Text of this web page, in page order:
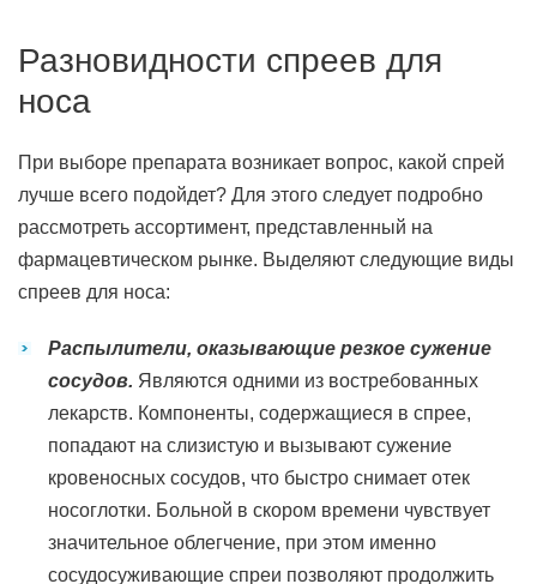
Разновидности спреев для
носа
При выборе препарата возникает вопрос, какой спрей
лучше всего подойдет? Для этого следует подробно
рассмотреть ассортимент, представленный на
фармацевтическом рынке. Выделяют следующие виды
спреев для носа:
Распылители, оказывающие резкое сужение
сосудов. Являются одними из востребованных
лекарств. Компоненты, содержащиеся в спрее,
попадают на слизистую и вызывают сужение
кровеносных сосудов, что быстро снимает отек
носоглотки. Больной в скором времени чувствует
значительное облегчение, при этом именно
сосудосуживающие спреи позволяют продолжить